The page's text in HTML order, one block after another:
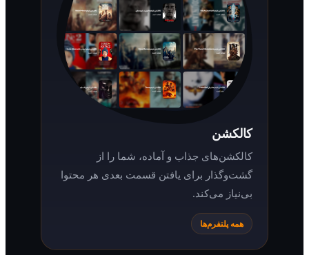
کالکشن‌های جذاب و آماده، شما را از
گشت‌وگذار برای یافتن قسمت بعدی هر محتوا
بی‌نیاز می‌کند.
همه پلتفرم‌ها